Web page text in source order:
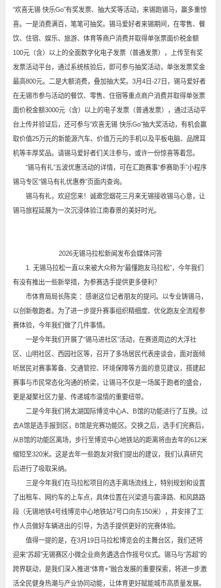
“欢喜无锡 快乐Go”有奖发票、抽大奖等活动，来锡跑锡马，赢多重惊
喜。一是消费满百，笔笔可抽奖。锡马爱好者来锡期间，在零售、餐
饮、住宿、娱乐、旅游、体育等商户消费并取得单张票面价税金额
100元（含）以上的全面数字化电子发票（普通发票），上传至有奖
发票活动平台，通过系统核验后，即可参与抽奖活动，单张发票奖金
最高800元。二是大额消费，叠加抽大奖。3月4日-27日，锡马爱好者
在无锡市参与活动的餐饮、零售、住宿等重点商户消费并取得单张票
面价税金额3000元（含）以上的电子发票（普通发票），通过活动平
台上传并验证后，还可参与“欢喜无锡 快乐Go”抽大奖活动，有机会赢
取价值25万元的新能源汽车、价值万元的手机以及平板电脑、品牌耳
机等丰厚奖品。请锡马爱好者们关注参与，或许一份惊喜等着您。
“锡马有礼”五波优惠活动的详情，可在汇跑赛事“参赛助手”小程序
锡马专区“锡马有礼优惠券”页面内查询。
锡马有礼，欢迎您来！诚邀您烟花三月来无锡接收锡马心意，让
锡马旅程延展为一次沉浸体验江南春景的美好时光。
2026无锡马拉松新闻发布会媒体问答
1. 无锡马拉松一直以来被大众称为“最懂跑友马拉松”，今年我们
有没有推出一些新举措，为参赛选手提供更多便利？
市体育局局长陈奕 ：感谢这位记者朋友的提问。以专业铸锡马，
以创新敬跑者。为了进一步提升赛事组织精细度、优化跑友全流程参
赛体验，今年我们做了几件事情。
一是今年我们开展了“锡马进社区”活动，在赛道周边的大浮社
区、山明社区、西园社区等，召开了多场居民代表座谈会，面对面倾
听居民对赛事筹备、交通管控、环境保障等方面的意见建议，搭建起
赛事与市民常态化沟通的桥梁，让锡马不仅是一场属于跑者的盛会，
更是凝聚社区力量、传递城市温情的重要纽带。
二是今年我们将太湖国际博览中心A、B馆的功能进行了互换。过
去A馆是选手报到区，B馆是完赛功能区。交换之后，选手们完赛后，
从B馆的功能区离场，步行至博览中心地铁站的距离将由去年的612米
缩短至320米。这是去年一些跑友对我们提出的建议，我们认真研究
后进行了吸取采纳。
三是今年我们在马拉松项目的选手离场流线上，特别规划和设置
了出租车、网约车的上车点，具体位置在兴梁道与震泽路、和风路路
段（无锡地铁4号线博览中心地铁站7号口向东150米），并安排了工
作人员做好车辆进出的引导，为选手提供更好的完赛体验。
值得一提的是，在3月19日马拉松博览会的主舞台区，我们还将
迎来“苏超”无锡赛区小微企业商务遴选合作摇号仪式。锡马与“苏超”的
跨界联动，是我们深入推进“体育+”融合发展的重要探索，将进一步激
活全民健身热潮与产业协同动能，让体育更好赋能城市高质量发展。